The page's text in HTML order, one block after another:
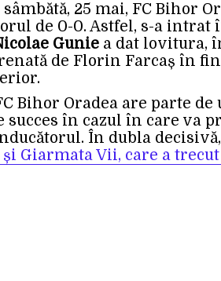
25 mai, FC Bihor
de 0-0. Astfel, s-a intrat
Gunie a dat lovitura,
de Florin Farcaș în
Bihor Oradea are parte
succes în cazul în care va
În dubla
și Giarmata Vii, care a